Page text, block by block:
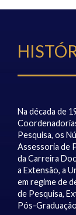
Na década de
Pesquisa, os
Assessoria de
da Carreira
a Extensão, a
em regime de
de Pesquisa,
Pós-